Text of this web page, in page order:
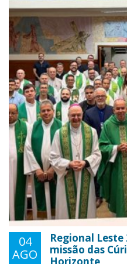
04
AGO
Regional
missão das
Horizonte